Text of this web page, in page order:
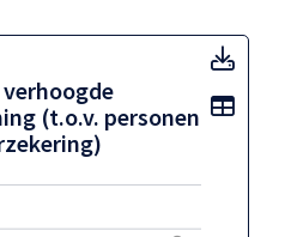
(t.o.v. personen
Toon